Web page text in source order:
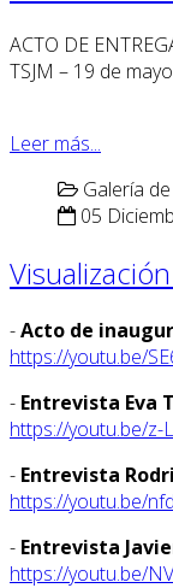
ACTO DE
TSJM – 19 de
Leer más...
Galería
05
-Acto de
https://youtu.be/
- Entrevista Eva
https://youtu.be/z-
- Entrevista
https://youtu.be/
- Entrevista
https://youtu.be/